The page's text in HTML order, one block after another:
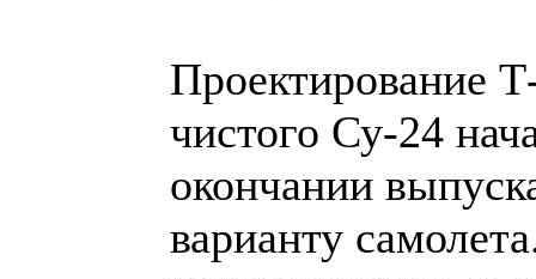
Проектирование
чистого Су-24
окончании
варианту